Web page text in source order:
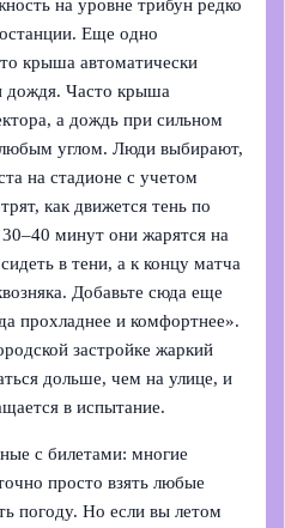
на уровне трибун редко
Еще одно
крыша автоматически
дождя. Часто крыша
а дождь при сильном
любым углом. Люди выбирают,
на стадионе с учетом
как движется тень по
30–40 минут они жарятся на
в тени, а к концу матча
Добавьте сюда еще
прохладнее и комфортнее».
застройке жаркий
дольше, чем на улице, и
в испытание.
с билетами: многие
просто взять любые
погоду. Но если вы летом